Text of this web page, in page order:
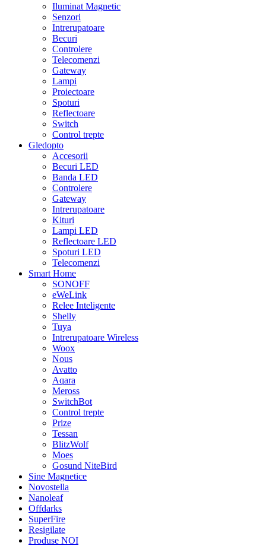
Iluminat Magnetic
Senzori
Intrerupatoare
Becuri
Controlere
Telecomenzi
Gateway
Lampi
Proiectoare
Spoturi
Reflectoare
Switch
Control trepte
Gledopto
Accesorii
Becuri LED
Banda LED
Controlere
Gateway
Intrerupatoare
Kituri
Lampi LED
Reflectoare LED
Spoturi LED
Telecomenzi
Smart Home
SONOFF
eWeLink
Relee Inteligente
Shelly
Tuya
Intrerupatoare Wireless
Woox
Nous
Avatto
Aqara
Meross
SwitchBot
Control trepte
Prize
Tessan
BlitzWolf
Moes
Gosund NiteBird
Sine Magnetice
Novostella
Nanoleaf
Offdarks
SuperFire
Resigilate
Produse NOI